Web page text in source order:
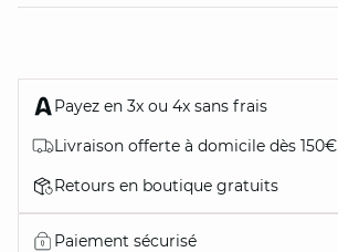
Payez en 3x ou 4x sans frais
Livraison offerte à domicile dès 150€
Retours en boutique gratuits
Paiement sécurisé